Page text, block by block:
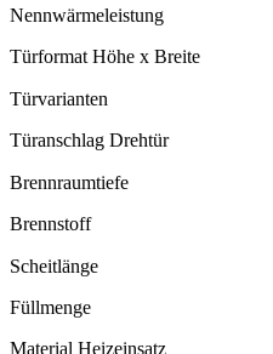
Nennwärmeleistung
Türformat Höhe x Breite
Türvarianten
Türanschlag Drehtür
Brennraumtiefe
Brennstoff
Scheitlänge
Füllmenge
Material Heizeinsatz